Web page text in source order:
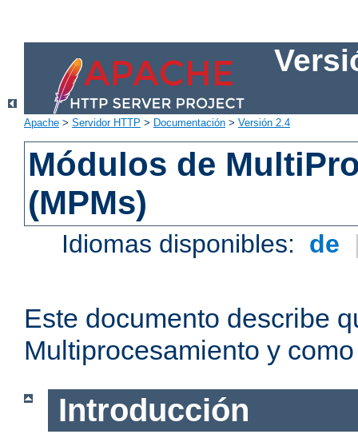
Apache > Servidor HTTP > Documentación > Versión 2.4
Módulos de
(MPMs)
Idiomas disponibles: de
Este documento describe
Multiprocesamiento y
Introducción